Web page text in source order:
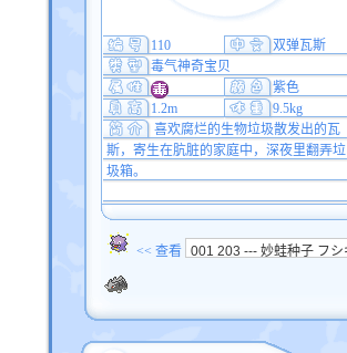
110
双弹瓦斯
毒气神奇宝贝
紫色
1.2m
9.5kg
喜欢腐烂的生物垃圾散发出的瓦
斯，寄生在肮脏的家庭中，深夜里翻弄垃
圾箱。
<< 查看